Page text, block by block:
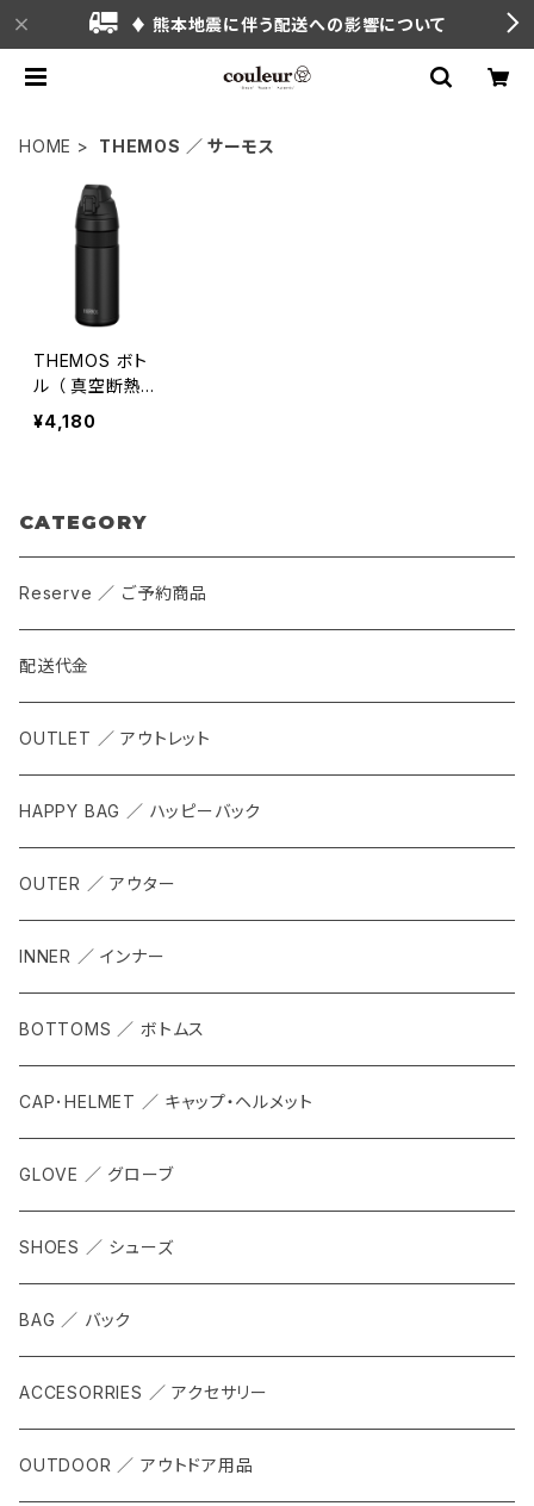
♦ 熊本地震に伴う配送への影響について
HOME THEMOS ／ サーモス
THEMOS ボト
ル （ 真空断熱ケ
ータイマグ ）
¥4,180
CATEGORY
Reserve ／ ご予約商品
配送代金
OUTLET ／ アウトレット
HAPPY BAG ／ ハッピーバック
OUTER ／ アウター
INNER ／ インナー
BOTTOMS ／ ボトムス
CAP･HELMET ／ キャップ・ヘルメット
GLOVE ／ グローブ
SHOES ／ シューズ
BAG ／ バック
ACCESORRIES ／ アクセサリー
OUTDOOR ／ アウトドア用品